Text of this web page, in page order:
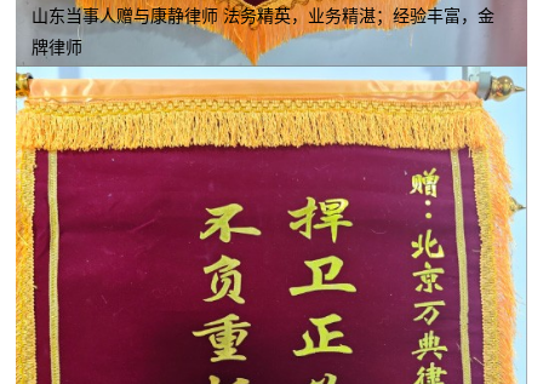
山东当事人赠与康静律师 法务精英，业务精湛；经验丰富，金
牌律师